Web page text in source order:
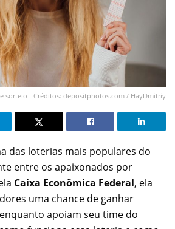
sorteio - Créditos: depositphotos.com / HayDmitriy
das loterias mais populares do
entre os apaixonados por
Caixa Econômica Federal, ela
uma chance de ganhar
apoiam seu time do